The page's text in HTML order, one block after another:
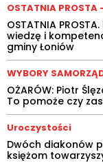
OSTATNIA PROSTA
OSTATNIA
wiedzę i
gminy Łoniów
WYBORY
OŻARÓW: Piotr
To pomoże czy
Uroczystości
Dwóch diakonów
księżom